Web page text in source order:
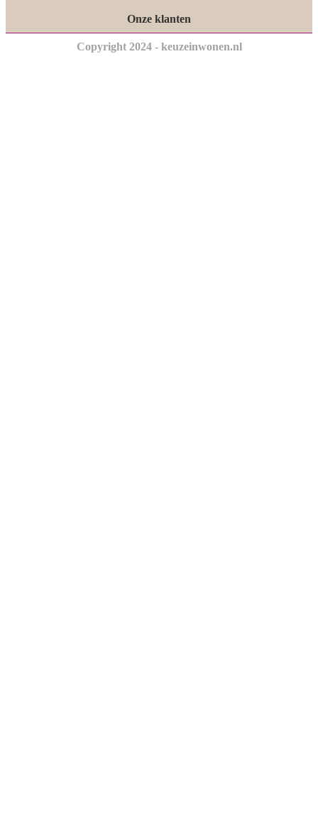
Onze klanten
Copyright 2024 - keuzeinwonen.nl